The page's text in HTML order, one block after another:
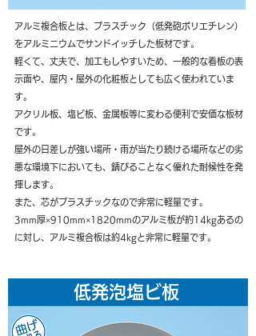
アルミ複合板とは、プラスチック（低発砲ポリエチレン）
をアルミニウムでサンドイッチした板材です。
軽くて、丈夫で、加工もしやすいため、一般的な看板の表
示面や、屋内・屋外の化粧板としても広く使われていま
す。
アクリル板、塩ビ板、金属板等に変わる便利で安価な板材
です。
屋外の日差しが強い場所・雨が当たり続ける場所などの劣
悪な環境下においても、錆びることなく優れた耐候性を発
揮します。
また、芯がプラスチックなので非常に軽量です。
3mm厚×910mm×1820mmのアルミ板が約14kgあるの
に対し、アルミ複合板は約4kgと非常に軽量です。
低発泡塩ビ板